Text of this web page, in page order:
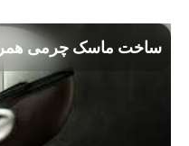
ساخت ماسک چرمی